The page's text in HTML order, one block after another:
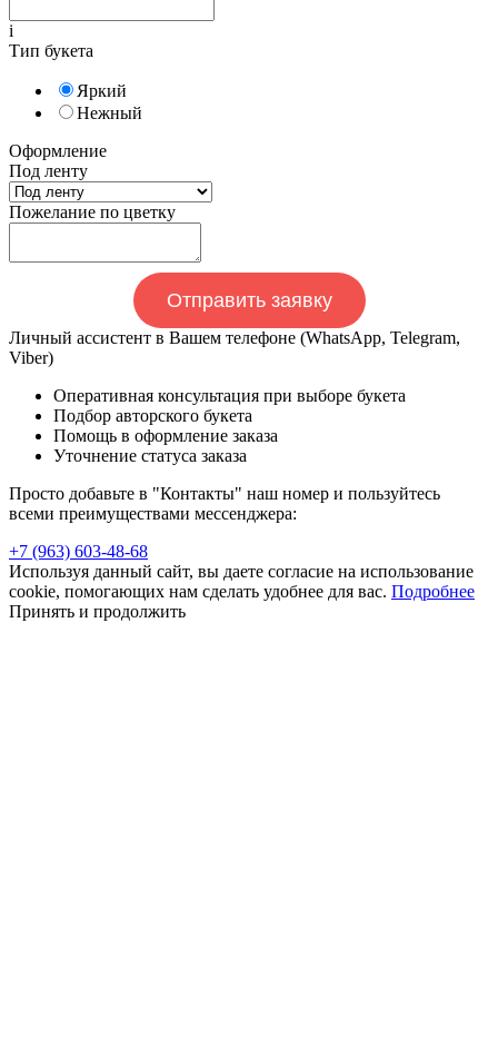
i
Тип букета
Яркий
Нежный
Оформление
Под ленту
Пожелание по цветку
Отправить заявку
Личный ассистент в Вашем телефоне (WhatsApp, Telegram,
Viber)
Оперативная консультация при выборе букета
Подбор авторского букета
Помощь в оформление заказа
Уточнение статуса заказа
Просто добавьте в "Контакты" наш номер и пользуйтесь
всеми преимуществами мессенджера:
+7 (963) 603-48-68
Используя данный сайт, вы даете согласие на использование
cookie, помогающих нам сделать удобнее для вас. Подробнее
Принять и продолжить